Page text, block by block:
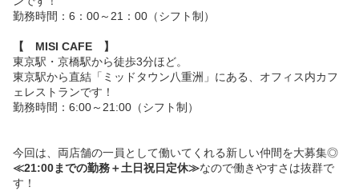
勤務時間：6：00～21：00（シフト制）
【 MISI CAFE 】
東京駅・京橋駅から徒歩3分ほど。
東京駅から直結「ミッドタウン八重洲」にある、オフィス内カフ
ェレストランです！
勤務時間：6:00～21:00（シフト制）
今回は、両店舗の一員として働いてくれる新しい仲間を大募集◎
≪21:00までの勤務＋土日祝日定休≫なので働きやすさは抜群で
す！